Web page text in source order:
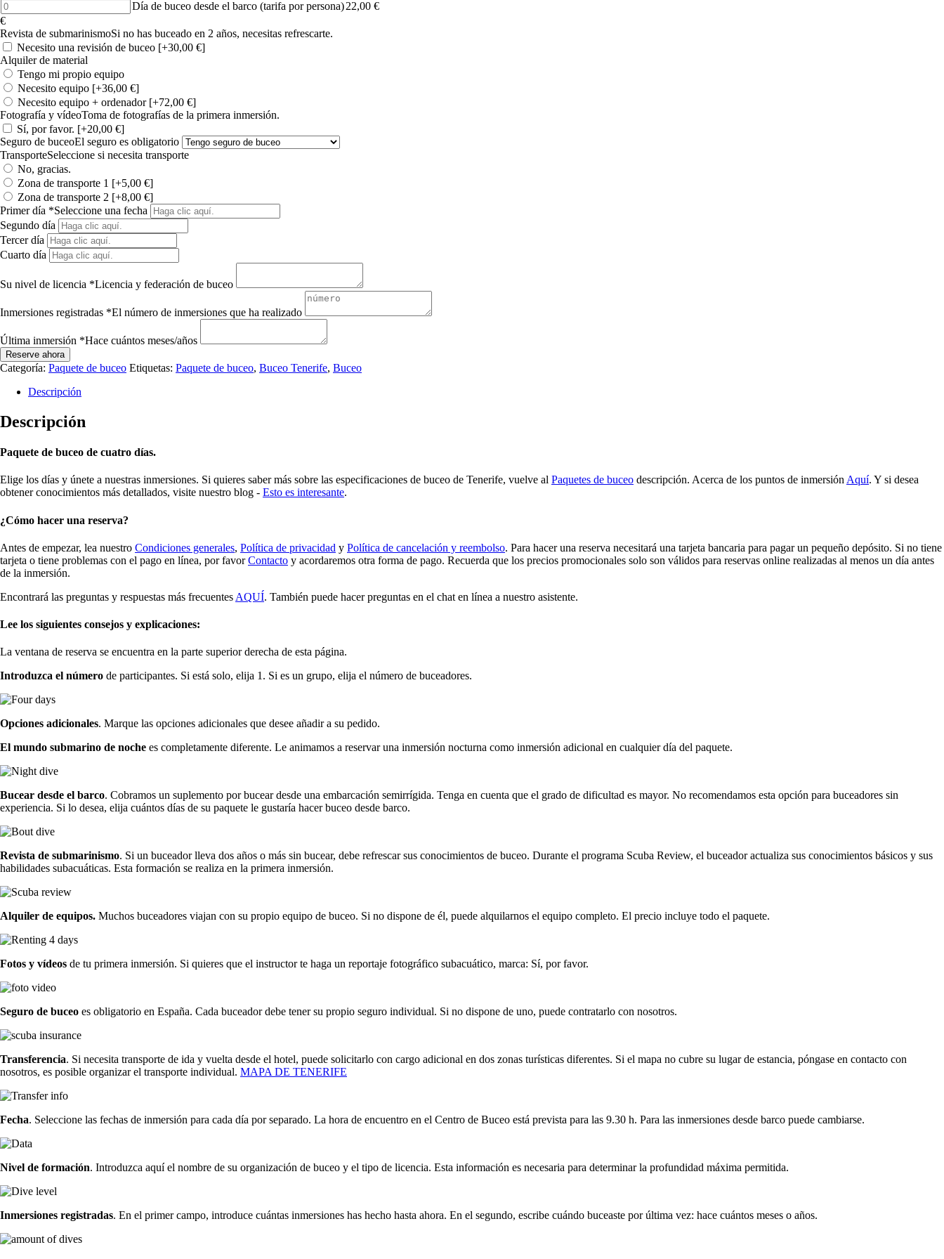
8
Dives
cantidad
dive
(per
person)
cantidad
Diving
day
from
the
boat
(fee
per
person)
cantidad
Día de buceo desde el barco (tarifa por persona)22,00 €
€
Revista de submarinismoSi no has buceado en 2 años, necesitas refrescarte.
Necesito una revisión de buceo [+30,00 €]
Alquiler de material
Tengo mi propio equipo
Necesito equipo [+36,00 €]
Necesito equipo + ordenador [+72,00 €]
Fotografía y vídeoToma de fotografías de la primera inmersión.
Sí, por favor. [+20,00 €]
Seguro de buceoEl seguro es obligatorio
TransporteSeleccione si necesita transporte
No, gracias.
Zona de transporte 1 [+5,00 €]
Zona de transporte 2 [+8,00 €]
Primer día *Seleccione una fecha
Segundo día
Tercer día
Cuarto día
Su nivel de licencia *Licencia y federación de buceo
Inmersiones registradas *El número de inmersiones que ha realizado
Última inmersión *Hace cuántos meses/años
Reserve ahora
Categoría: Paquete de buceo Etiquetas: Paquete de buceo, Buceo Tenerife, Buceo
Descripción
Descripción
Paquete de buceo de cuatro días.
Elige los días y únete a nuestras inmersiones. Si quieres saber más sobre las especificaciones de buceo de Tenerife, vuelve al Paquetes de buceo descripción. Acerca de los puntos de inmersión Aquí. Y si desea
obtener conocimientos más detallados, visite nuestro blog - Esto es interesante.
¿Cómo hacer una reserva?
Antes de empezar, lea nuestro Condiciones generales, Política de privacidad y Política de cancelación y reembolso. Para hacer una reserva necesitará una tarjeta bancaria para pagar un pequeño depósito. Si no tiene
tarjeta o tiene problemas con el pago en línea, por favorContacto y acordaremos otra forma de pago. Recuerda que los precios promocionales solo son válidos para reservas online realizadas al menos un día antes
de la inmersión.
Encontrará las preguntas y respuestas más frecuentes AQUÍ. También puede hacer preguntas en el chat en línea a nuestro asistente.
Lee los siguientes consejos y explicaciones:
La ventana de reserva se encuentra en la parte superior derecha de esta página.
Introduzca el número de participantes. Si está solo, elija 1. Si es un grupo, elija el número de buceadores.
Opciones adicionales. Marque las opciones adicionales que desee añadir a su pedido.
El mundo submarino de noche es completamente diferente. Le animamos a reservar una inmersión nocturna como inmersión adicional en cualquier día del paquete.
Bucear desde el barco. Cobramos un suplemento por bucear desde una embarcación semirrígida. Tenga en cuenta que el grado de dificultad es mayor. No recomendamos esta opción para buceadores sin
experiencia. Si lo desea, elija cuántos días de su paquete le gustaría hacer buceo desde barco.
Revista de submarinismo. Si un buceador lleva dos años o más sin bucear, debe refrescar sus conocimientos de buceo. Durante el programa Scuba Review, el buceador actualiza sus conocimientos básicos y sus
habilidades subacuáticas. Esta formación se realiza en la primera inmersión.
Alquiler de equipos. Muchos buceadores viajan con su propio equipo de buceo. Si no dispone de él, puede alquilarnos el equipo completo. El precio incluye todo el paquete.
Fotos y vídeos de tu primera inmersión. Si quieres que el instructor te haga un reportaje fotográfico subacuático, marca: Sí, por favor.
Seguro de buceo es obligatorio en España. Cada buceador debe tener su propio seguro individual. Si no dispone de uno, puede contratarlo con nosotros.
Transferencia. Si necesita transporte de ida y vuelta desde el hotel, puede solicitarlo con cargo adicional en dos zonas turísticas diferentes. Si el mapa no cubre su lugar de estancia, póngase en contacto con
nosotros, es posible organizar el transporte individual. MAPA DE TENERIFE
Fecha. Seleccione las fechas de inmersión para cada día por separado. La hora de encuentro en el Centro de Buceo está prevista para las 9.30 h. Para las inmersiones desde barco puede cambiarse.
Nivel de formación. Introduzca aquí el nombre de su organización de buceo y el tipo de licencia. Esta información es necesaria para determinar la profundidad máxima permitida.
Inmersiones registradas. En el primer campo, introduce cuántas inmersiones has hecho hasta ahora. En el segundo, escribe cuándo buceaste por última vez: hace cuántos meses o años.